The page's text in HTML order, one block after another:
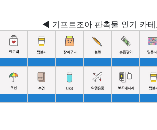
◀ 기프트조아 판촉물 인기 카